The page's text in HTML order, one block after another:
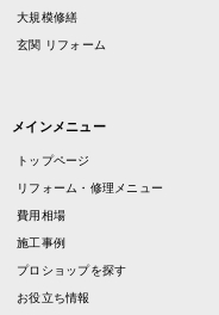
大規模修繕
玄関 リフォーム
メインメニュー
トップページ
リフォーム・修理メニュー
費用相場
施工事例
プロショップを探す
お役立ち情報